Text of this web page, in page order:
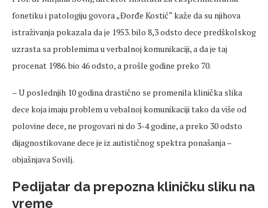
fonetiku i patologiju govora „Đorđe Kostić“ kaže da su njihova
istraživanja pokazala da je 1953. bilo 8,3 odsto dece predškolskog
uzrasta sa problemima u verbalnoj komunikaciji, a da je taj
procenat 1986. bio 46 odsto, a prošle godine preko 70.
– U poslednjih 10 godina drastično se promenila klinička slika
dece koja imaju problem u vebalnoj komunikaciji tako da više od
polovine dece, ne progovari ni do 3-4 godine, a preko 30 odsto
dijagnostikovane dece je iz autističnog spektra ponašanja –
objašnjava Sovilj.
Pedijatar da prepozna kliničku sliku na
vreme